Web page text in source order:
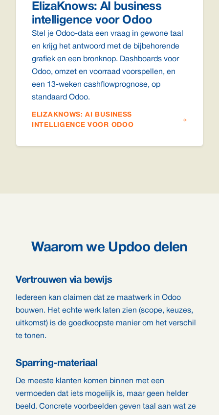
ElizaKnows: AI business
intelligence voor Odoo
Stel je Odoo-data een vraag in gewone taal
en krijg het antwoord met de bijbehorende
grafiek en een bronknop. Dashboards voor
Odoo, omzet en voorraad voorspellen, en
een 13-weken cashflowprognose, op
standaard Odoo.
ELIZAKNOWS: AI BUSINESS
INTELLIGENCE VOOR ODOO
Waarom we Updoo delen
Vertrouwen via bewijs
Iedereen kan claimen dat ze maatwerk in Odoo
bouwen. Het echte werk laten zien (scope, keuzes,
uitkomst) is de goedkoopste manier om het verschil
te tonen.
Sparring-materiaal
De meeste klanten komen binnen met een
vermoeden dat iets mogelijk is, maar geen helder
beeld. Concrete voorbeelden geven taal aan wat ze